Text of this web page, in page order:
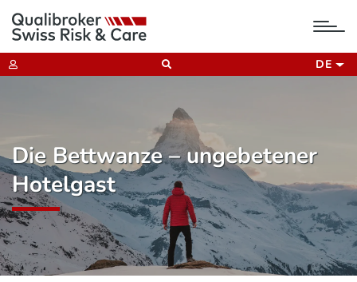
DE
Die Bettwanze – ungebetener
Hotelgast